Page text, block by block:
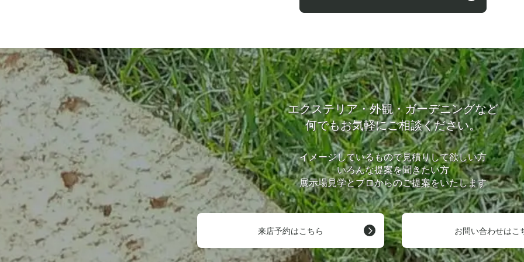
エクステリア・外観・ガーデニングなど
何でもお気軽にご相談ください。
イメージしているもので見積りして欲しい方
いろんな提案を聞きたい方
展示場見学とプロからのご提案をいたします
来店予約はこちら お問い合わせはこ